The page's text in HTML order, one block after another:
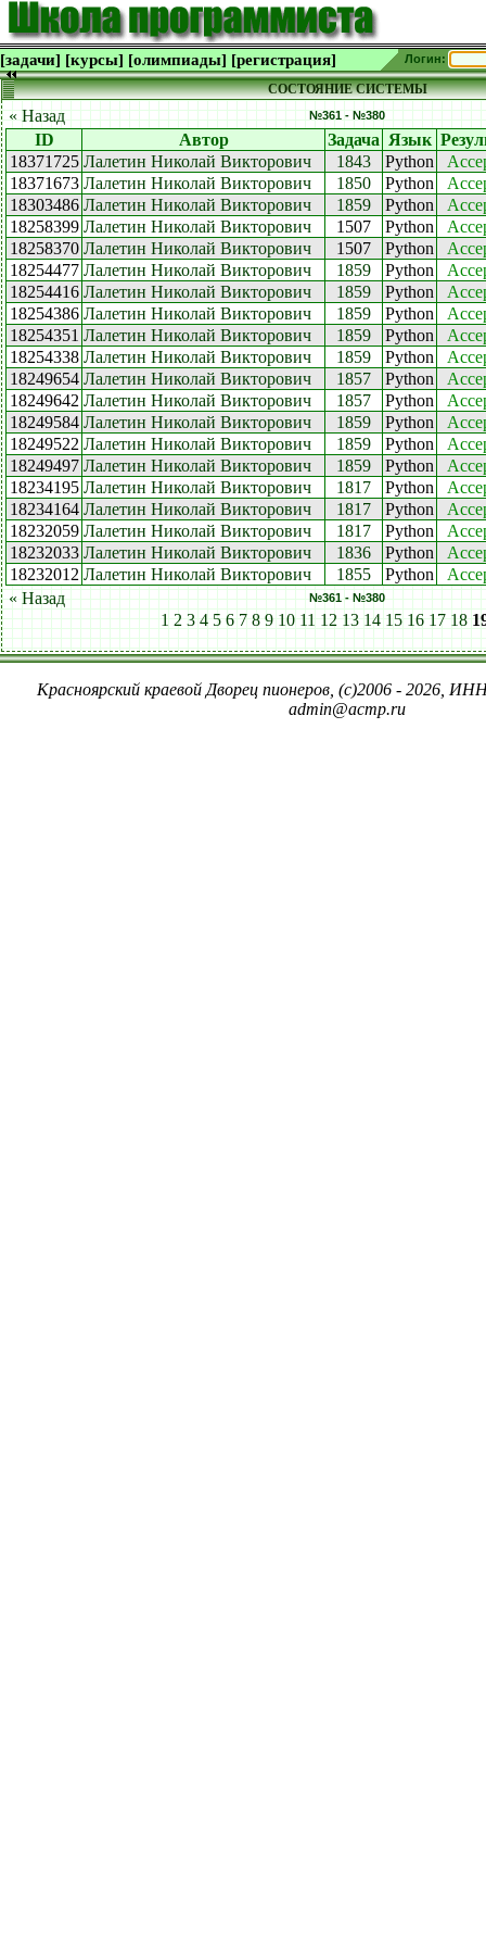
[задачи] [курсы] [олимпиады] [регистрация] Логин:
СОСТОЯНИЕ СИСТЕМЫ
« Назад №361 - №380
ID Автор Задача Язык
18371725 Лалетин Николай Викторович 1843 Python
18371673 Лалетин Николай Викторович 1850 Python
18303486 Лалетин Николай Викторович 1859 Python
18258399 Лалетин Николай Викторович 1507 Python
18258370 Лалетин Николай Викторович 1507 Python
18254477 Лалетин Николай Викторович 1859 Python
18254416 Лалетин Николай Викторович 1859 Python
18254386 Лалетин Николай Викторович 1859 Python
18254351 Лалетин Николай Викторович 1859 Python
18254338 Лалетин Николай Викторович 1859 Python
18249654 Лалетин Николай Викторович 1857 Python
18249642 Лалетин Николай Викторович 1857 Python
18249584 Лалетин Николай Викторович 1859 Python
18249522 Лалетин Николай Викторович 1859 Python
18249497 Лалетин Николай Викторович 1859 Python
18234195 Лалетин Николай Викторович 1817 Python
18234164 Лалетин Николай Викторович 1817 Python
18232059 Лалетин Николай Викторович 1817 Python
18232033 Лалетин Николай Викторович 1836 Python
18232012 Лалетин Николай Викторович 1855 Python
« Назад
№361 - №380
1 2 3 4 5 6 7 8 9 10 11 12 13 14 15 16 17 18
Красноярский краевой Дворец пионеров, (c)2006 - 2026,
admin@acmp.ru